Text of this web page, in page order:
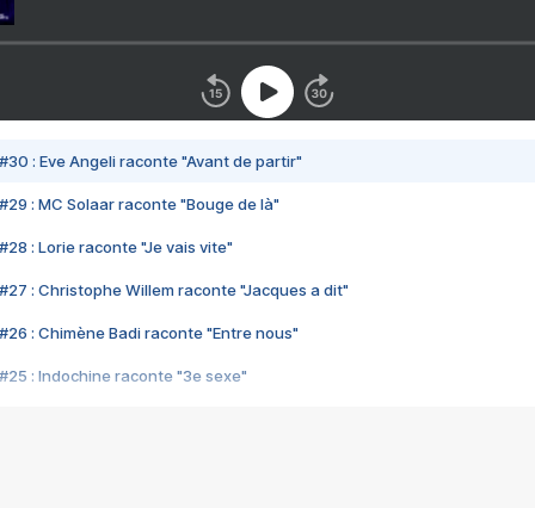
#30 : Eve Angeli raconte "Avant de partir"
#29 : MC Solaar raconte "Bouge de là"
#28 : Lorie raconte "Je vais vite"
#27 : Christophe Willem raconte "Jacques a dit"
#26 : Chimène Badi raconte "Entre nous"
#25 : Indochine raconte "3e sexe"